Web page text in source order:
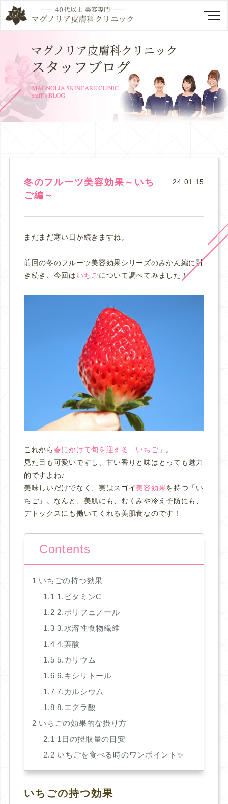
冬のフルーツ美容効果～いち
ご編～
24.01.15
まだまだ寒い日が続きますね。
前回の冬のフルーツ美容効果シリーズのみかん編に引
き続き、今回はいちごについて調べてみました！
これから春にかけて旬を迎える「いちご」 。
見た目も可愛いですし、甘い香りと味はとっても魅力
的ですよね♪
美味しいだけでなく、実はスゴイ美容効果を持つ「い
ちご」。 なんと、美肌にも、むくみや冷え予防にも、
デトックスにも働いてくれる美肌食なのです！
Contents
1 いちごの持つ効果
1.1 1.ビタミンC
1.2 2.ポリフェノール
1.3 3.水溶性食物繊維
1.4 4.葉酸
1.5 5.カリウム
1.6 6.キシリトール
1.7 7.カルシウム
1.8 8.エグラ酸
2 いちごの効果的な摂り方
2.1 1日の摂取量の目安
2.2 いちごを食べる時のワンポイント✨
いちごの持つ効果